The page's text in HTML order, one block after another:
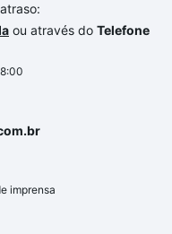
ou através do Telefone
imprensa